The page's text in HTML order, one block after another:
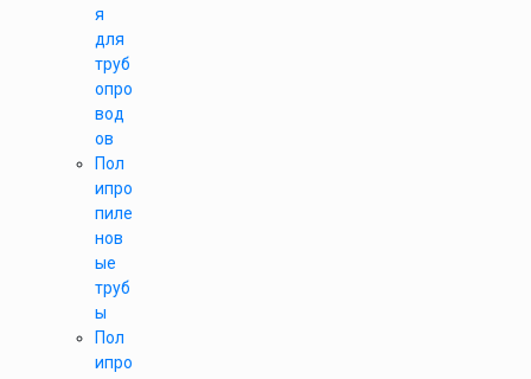
я
для
труб
опро
вод
ов
Пол
ипро
пиле
нов
ые
труб
ы
Пол
ипро